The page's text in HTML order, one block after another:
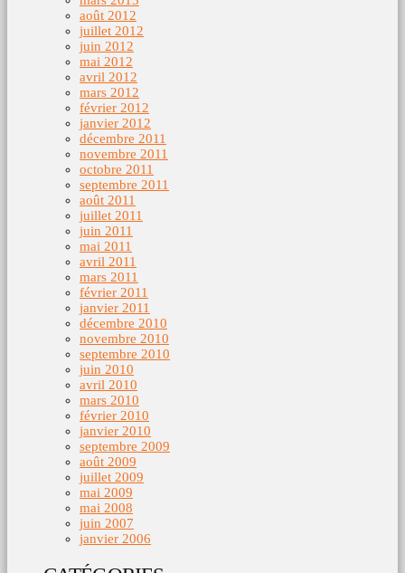
août 2012
juillet 2012
juin 2012
mai 2012
avril 2012
mars 2012
février 2012
janvier 2012
décembre 2011
novembre 2011
octobre 2011
septembre 2011
août 2011
juillet 2011
juin 2011
mai 2011
avril 2011
mars 2011
février 2011
janvier 2011
décembre 2010
novembre 2010
septembre 2010
juin 2010
avril 2010
mars 2010
février 2010
janvier 2010
septembre 2009
août 2009
juillet 2009
mai 2009
mai 2008
juin 2007
janvier 2006